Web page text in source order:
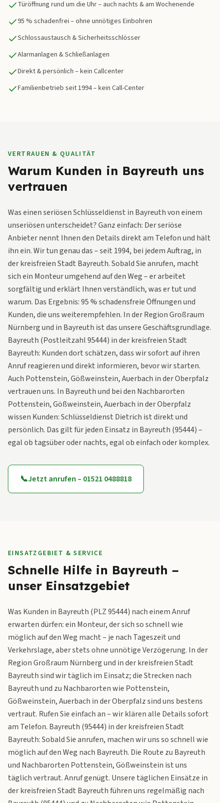
Türöffnung rund um die Uhr – auch nachts & am Wochenende
95 % schadenfrei – ohne unnötiges Einbohren
Schlossaustausch & Sicherheitsschlösser
Alarmanlagen & Schließanlagen
Direkt & persönlich – kein Callcenter
Familienbetrieb seit 1994 – kein Call-Center
VERTRAUEN & QUALITÄT
Warum Kunden in Bayreuth uns
vertrauen
Was einen seriösen Schlüsseldienst in Bayreuth von einem
unseriösen unterscheidet? Ganz einfach: Der seriöse
Anbieter nennt Ihnen den Details direkt am Telefon und hält
ihn ein. Wir tun genau das – seit 1994, bei jedem Auftrag, in
der kreisfreien Stadt Bayreuth. Sobald Sie anrufen, macht
sich ein Monteur umgehend auf den Weg – er arbeitet
sorgfältig und erklärt Ihnen verständlich, was er tut und
warum. Das Ergebnis: 95 % schadensfreie Öffnungen und
Kunden, die uns weiterempfehlen. In der Region Großraum
Nürnberg und in Bayreuth ist das unsere Geschäftsgrundlage.
Bayreuth (Postleitzahl 95444) in der kreisfreien Stadt
Bayreuth: Kunden dort schätzen, dass wir sofort auf ihren
Anruf reagieren und direkt informieren, bevor wir starten.
Auch Pottenstein, Gößweinstein, Auerbach in der Oberpfalz
vertrauen uns. In Bayreuth und bei den Nachbarorten
Pottenstein, Gößweinstein, Auerbach in der Oberpfalz
wissen Kunden: Schlüsseldienst Dietrich ist direkt und
persönlich. Das gilt für jeden Einsatz in Bayreuth (95444) –
egal ob tagsüber oder nachts, egal ob einfach oder komplex.
📞Jetzt anrufen – 01521 0488818
EINSATZGEBIET & SERVICE
Schnelle Hilfe in Bayreuth –
unser Einsatzgebiet
Was Kunden in Bayreuth (PLZ 95444) nach einem Anruf
erwarten dürfen: ein Monteur, der sich so schnell wie
möglich auf den Weg macht – je nach Tageszeit und
Verkehrslage, aber stets ohne unnötige Verzögerung. In der
Region Großraum Nürnberg und in der kreisfreien Stadt
Bayreuth sind wir täglich im Einsatz; die Strecken nach
Bayreuth und zu Nachbarorten wie Pottenstein,
Gößweinstein, Auerbach in der Oberpfalz sind uns bestens
vertraut. Rufen Sie einfach an – wir klären alle Details sofort
am Telefon. Bayreuth (95444) in der kreisfreien Stadt
Bayreuth: Sobald Sie anrufen, machen wir uns so schnell wie
möglich auf den Weg nach Bayreuth. Die Route zu Bayreuth
und Nachbarorten Pottenstein, Gößweinstein ist uns
täglich vertraut. Anruf genügt. Unsere täglichen Einsätze in
der kreisfreien Stadt Bayreuth führen uns regelmäßig nach